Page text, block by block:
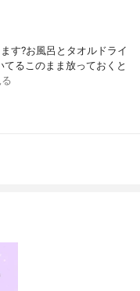
す?お風呂とタオルドライ
るこのまま放っておくと